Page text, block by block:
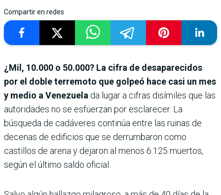
Compartir en redes
¿Mil, 10.000 o 50.000? La cifra de desaparecidos
por el doble terremoto que golpeó hace casi un mes
y medio a Venezuela da lugar a cifras disímiles que las
autoridades no se esfuerzan por esclarecer. La
búsqueda de cadáveres continúa entre las ruinas de
decenas de edificios que se derrumbaron como
castillos de arena y dejaron al menos 6.125 muertos,
según el último saldo oficial.